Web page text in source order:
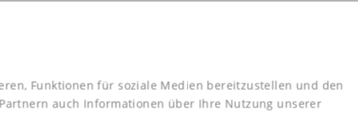
Funktionen für soziale Medien bereitzustellen und den
auch Informationen über Ihre Nutzung unserer